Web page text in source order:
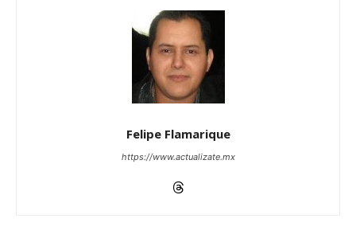
Felipe Flamarique
https://www.actualizate.mx